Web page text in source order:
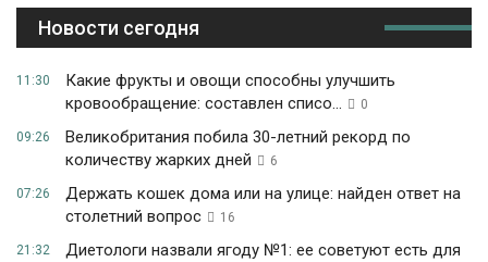
Новости сегодня
11:30
Какие фрукты и овощи способны улучшить
кровообращение: составлен списо...
0
09:26
Великобритания побила 30-летний рекорд по
количеству жарких дней
6
07:26
Держать кошек дома или на улице: найден ответ на
столетний вопрос
16
21:32
Диетологи назвали ягоду №1: ее советуют есть для